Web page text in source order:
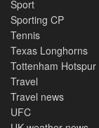
Sport
Sporting CP
Tennis
Texas Longhorns
Tottenham Hotspur
Travel
Travel news
UFC